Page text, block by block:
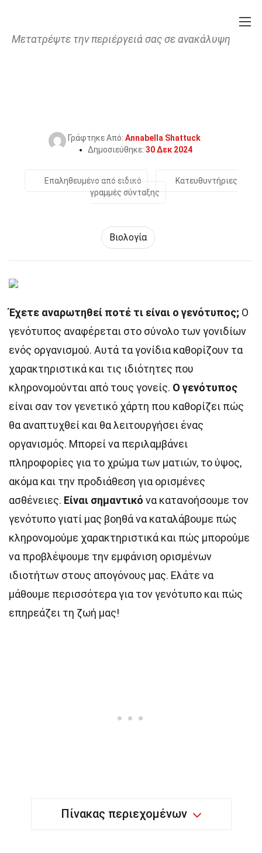
Μετατρέψτε την περιέργειά σας σε ανακάλυψη
Γράφτηκε Από: Annabella Shattuck
Δημοσιεύθηκε: 30 Δεκ 2024
Επαληθευμένο από ειδικό
Κατευθυντήριες
γραμμές σύνταξης
Βιολογία
Έχετε αναρωτηθεί ποτέ τι είναι ο γενότυπος; Ο
γενότυπος αναφέρεται στο σύνολο των γονιδίων
ενός οργανισμού. Αυτά τα γονίδια καθορίζουν τα
χαρακτηριστικά και τις ιδιότητες που
κληρονομούνται από τους γονείς. Ο γενότυπος
είναι σαν τον γενετικό χάρτη που καθορίζει πώς
θα αναπτυχθεί και θα λειτουργήσει ένας
οργανισμός. Μπορεί να περιλαμβάνει
πληροφορίες για το χρώμα των ματιών, το ύψος,
ακόμα και την προδιάθεση για ορισμένες
ασθένειες. Είναι σημαντικό να κατανοήσουμε τον
γενότυπο γιατί μας βοηθά να καταλάβουμε πώς
κληρονομούμε χαρακτηριστικά και πώς μπορούμε
να προβλέψουμε την εμφάνιση ορισμένων
ιδιοτήτων στους απογόνους μας. Ελάτε να
μάθουμε περισσότερα για τον γενότυπο και πώς
επηρεάζει τη ζωή μας!
Πίνακας περιεχομένων